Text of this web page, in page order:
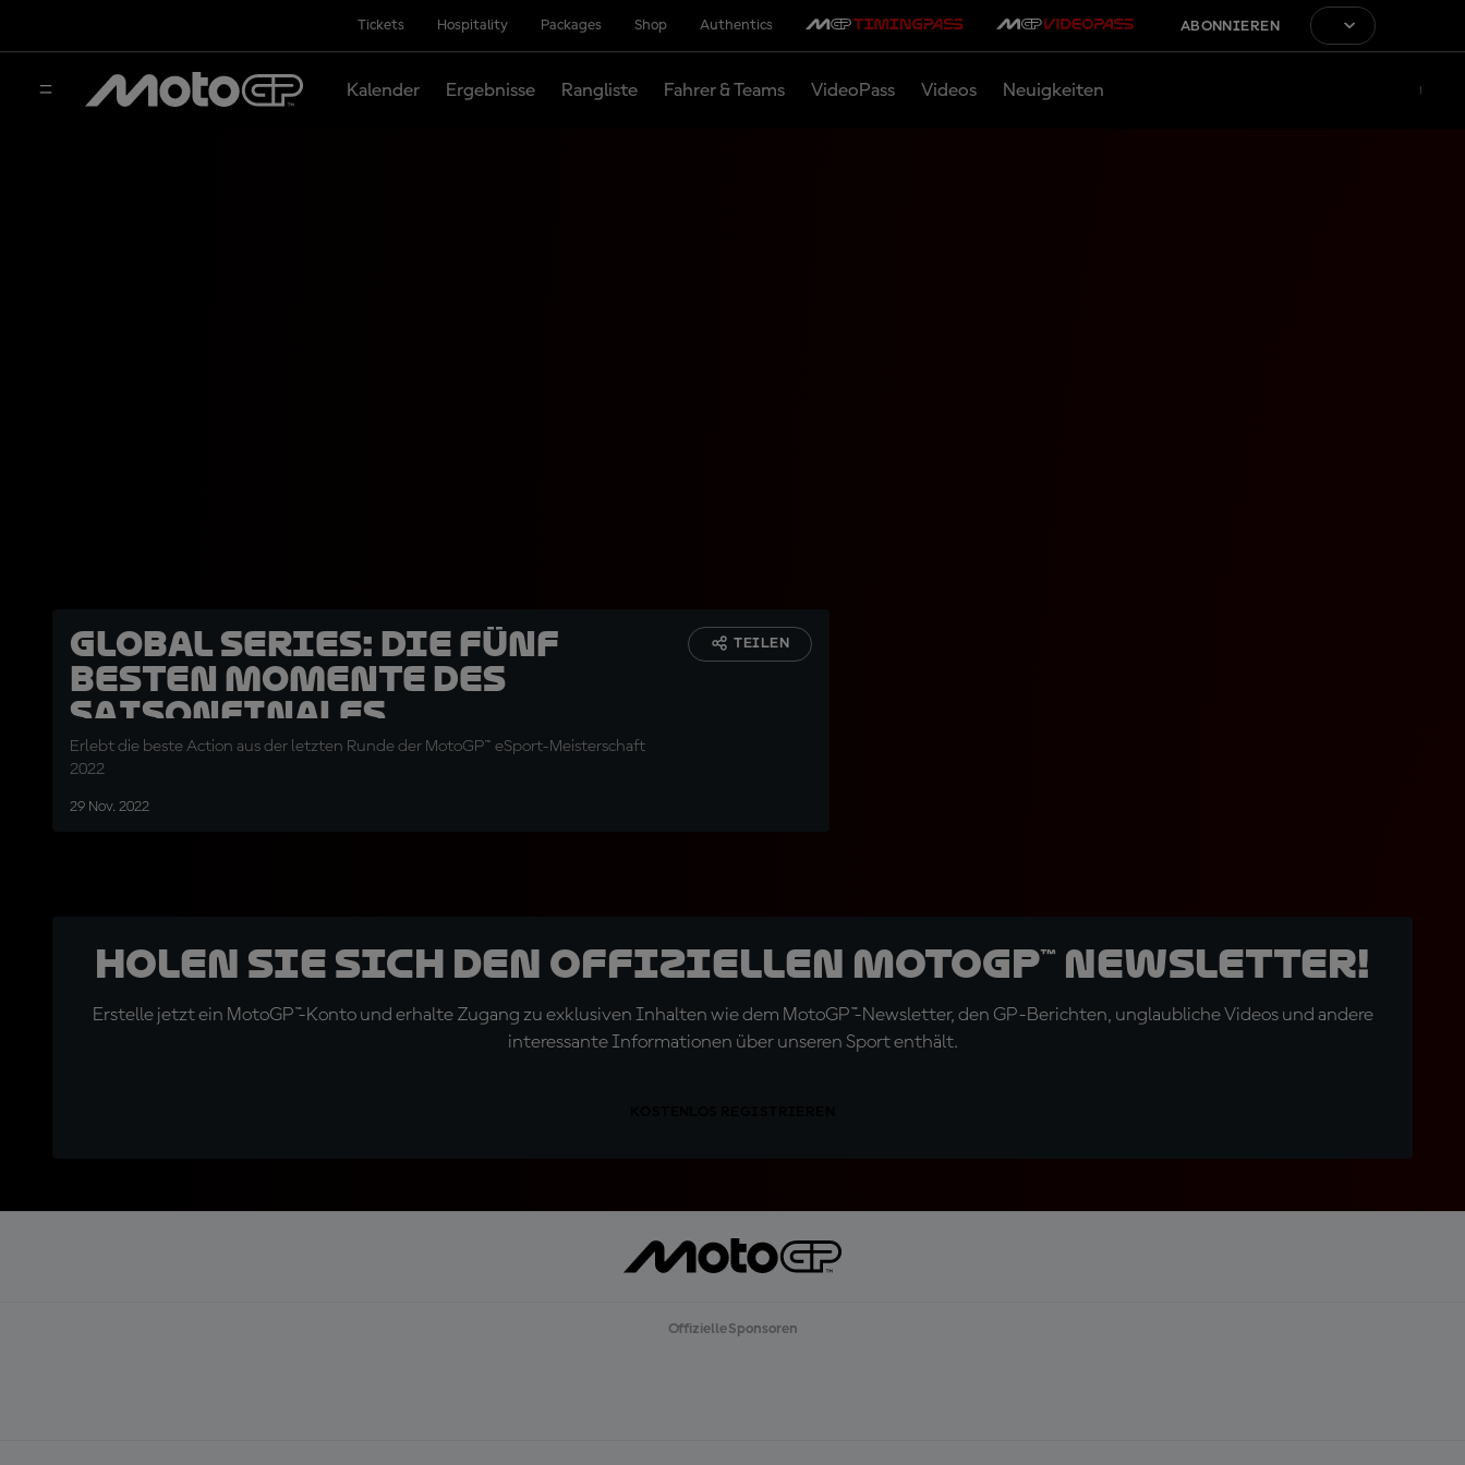
Tickets Hospitality Packages Shop Authentics ABONNIEREN
Kalender Ergebnisse Rangliste Fahrer & Teams VideoPass Videos Neuigkeiten
Global Series: Die fünf
besten Momente des
Saisonfinales
Erlebt die beste Action aus der letzten Runde der MotoGP™ eSport-Meisterschaft
2022
29 Nov. 2022
TEILEN
Holen Sie sich den offiziellen MotoGP™ Newsletter!
Erstelle jetzt ein MotoGP™-Konto und erhalte Zugang zu exklusiven Inhalten wie dem MotoGP™-Newsletter, den GP-Berichten, unglaubliche Videos und andere
interessante Informationen über unseren Sport enthält.
Offizielle Sponsoren